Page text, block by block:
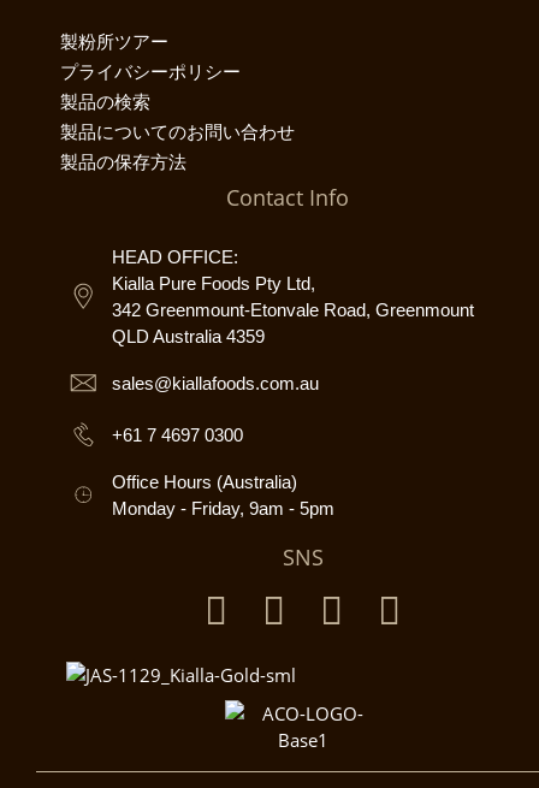
製粉所ツアー
プライバシーポリシー
製品の検索
製品についてのお問い合わせ
製品の保存方法
Contact Info
HEAD OFFICE:
Kialla Pure Foods Pty Ltd,
342 Greenmount-Etonvale Road, Greenmount
QLD Australia 4359
sales@kiallafoods.com.au
+61 7 4697 0300
Office Hours (Australia)
Monday - Friday, 9am - 5pm
SNS